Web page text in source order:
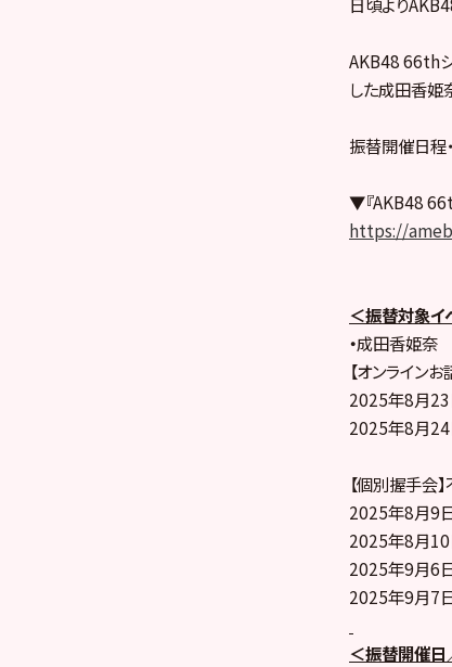
AKB48 66th
した成田香姫
振替開催日程
▼『AKB48
https://
＜振替対象イ
・成田香姫奈
【オンライン
2025年8月23
2025年8月24
【個別握手会
2025年8月9日
2025年8月10
2025年9月6日
2025年9月7日
＜振替開催日